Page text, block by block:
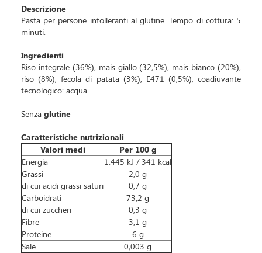
Descrizione
Pasta per persone intolleranti al glutine. Tempo di cottura: 5
minuti.
Ingredienti
Riso integrale (36%), mais giallo (32,5%), mais bianco (20%),
riso (8%), fecola di patata (3%), E471 (0,5%); coadiuvante
tecnologico: acqua.
Senza glutine
Caratteristiche nutrizionali
Valori medi
Per 100 g
Energia
1.445 kJ / 341 kcal
Grassi
di cui acidi grassi saturi
2,0 g
0,7 g
Carboidrati
di cui zuccheri
73,2 g
0,3 g
Fibre
3,1 g
Proteine
6 g
Sale
0,003 g